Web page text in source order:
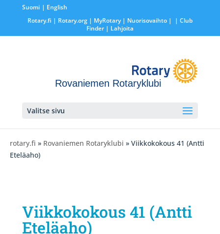
Suomi
English
Rotary.fi | Rotary.org| MyRotary | Nuorisovaihto|
| Club
Finder| Lahjoita
Rovaniemen Rotaryklubi
Valitse sivu
rotary.fi » Rovaniemen Rotaryklubi » Viikkokokous 41 (Antti
Eteläaho)
Viikkokokous 41 (Antti
Eteläaho)